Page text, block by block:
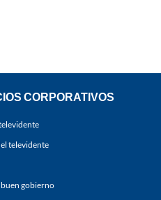
CORPORATIVOS
televidente
gobierno